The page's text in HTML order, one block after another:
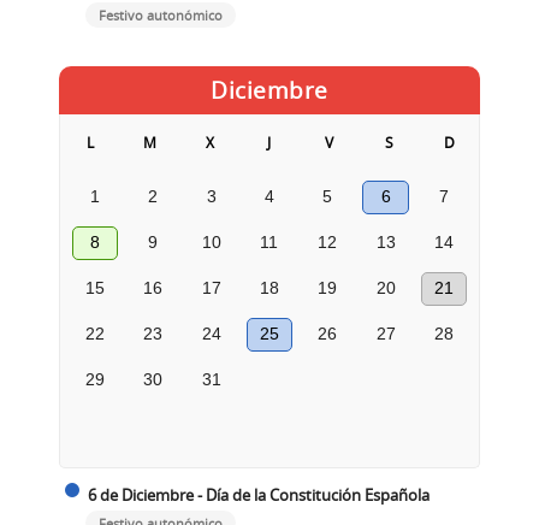
Festivo autonómico
Diciembre
L M X J V S D
1 2 3 4 5 6 7
8 9 10 11 12 13 14
15 16 17 18 19 20 21
22 23 24 25 26 27 28
29 30 31
6 de Diciembre - Día de la Constitución Española